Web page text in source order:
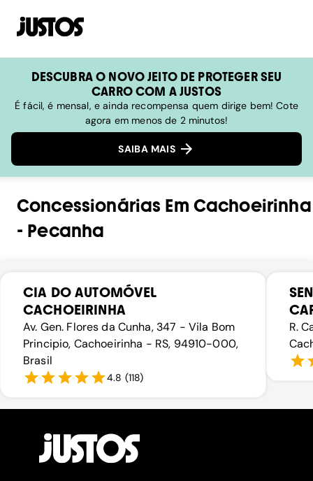
DESCUBRA O NOVO JEITO DE PROTEGER SEU
CARRO COM A JUSTOS
É fácil, é mensal, e ainda recompensa quem dirige bem! Cote
agora em menos de 2 minutos!
SAIBA MAIS
Concessionárias Em Cachoeirinha
- Pecanha
CIA DO AUTOMÓVEL
CACHOEIRINHA
Av. Gen. Flores da Cunha, 347 - Vila Bom
Principio, Cachoeirinha - RS, 94910-000,
Brasil
4.8 (118)
R.